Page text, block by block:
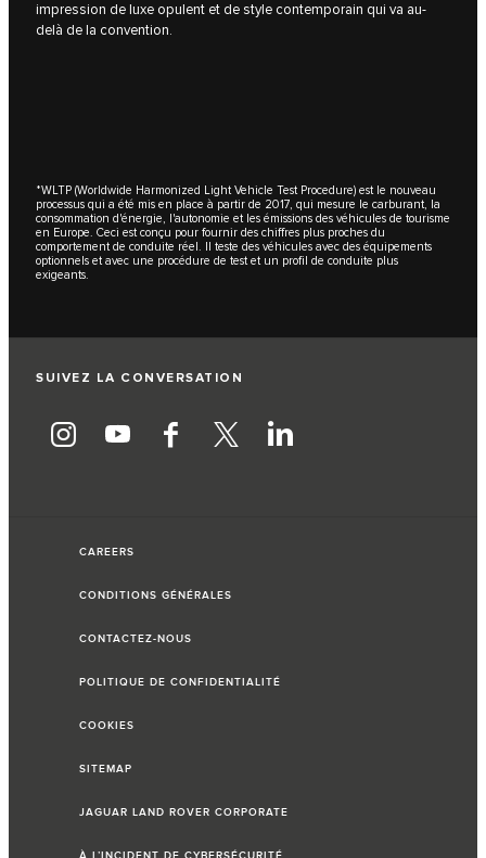
impression de luxe opulent et de style contemporain qui va au-
delà de la convention.
*WLTP (Worldwide Harmonized Light Vehicle Test Procedure) est le nouveau
processus qui a été mis en place à partir de 2017, qui mesure le carburant, la
consommation d'énergie, l'autonomie et les émissions des véhicules de tourisme
en Europe. Ceci est conçu pour fournir des chiffres plus proches du
comportement de conduite réel. Il teste des véhicules avec des équipements
optionnels et avec une procédure de test et un profil de conduite plus
exigeants.
SUIVEZ LA CONVERSATION
CAREERS
CONDITIONS GÉNÉRALES
CONTACTEZ-NOUS
POLITIQUE DE CONFIDENTIALITÉ
COOKIES
SITEMAP
JAGUAR LAND ROVER CORPORATE